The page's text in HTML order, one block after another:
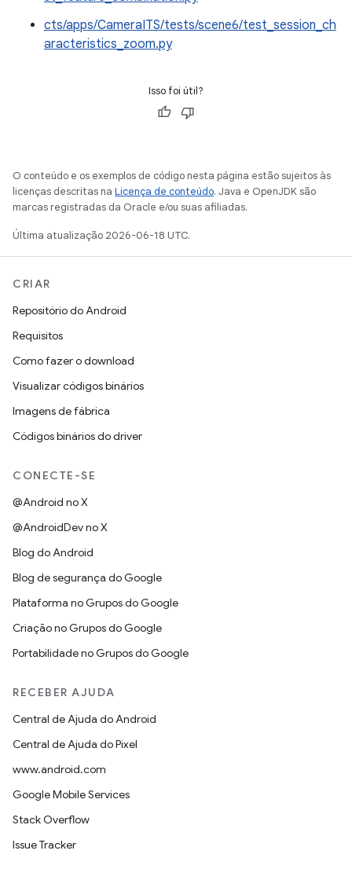
cts/apps/CameraITS/tests/scene6/test_session_ch
aracteristics_zoom.py
Isso foi útil?
O conteúdo e os exemplos de código nesta página estão sujeitos às
licenças descritas na Licença de conteúdo. Java e OpenJDK são
marcas registradas da Oracle e/ou suas afiliadas.
Última atualização 2026-06-18 UTC.
CRIAR
Repositório do Android
Requisitos
Como fazer o download
Visualizar códigos binários
Imagens de fábrica
Códigos binários do driver
CONECTE-SE
@Android no X
@AndroidDev no X
Blog do Android
Blog de segurança do Google
Plataforma no Grupos do Google
Criação no Grupos do Google
Portabilidade no Grupos do Google
RECEBER AJUDA
Central de Ajuda do Android
Central de Ajuda do Pixel
www.android.com
Google Mobile Services
Stack Overflow
Issue Tracker